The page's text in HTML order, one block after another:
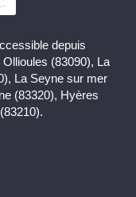
depuis
(83090), La
La Seyne sur mer
(83320), Hyères